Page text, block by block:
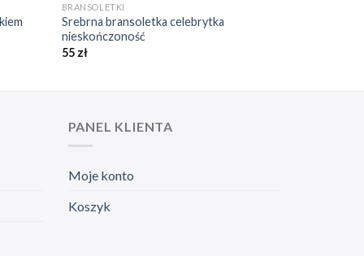
BRANSOLETKI
Srebrna bransoletka celebrytka
nieskończoność
55 zł
PANEL KLIENTA
Moje konto
Koszyk